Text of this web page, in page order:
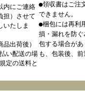
内にご連絡
担）させて
いたしま
出荷後）
い配送の場
定の送料と
●領収書はご注
できません。
●梱包には再利
損・漏れを防
包する場合が
も、包装後、